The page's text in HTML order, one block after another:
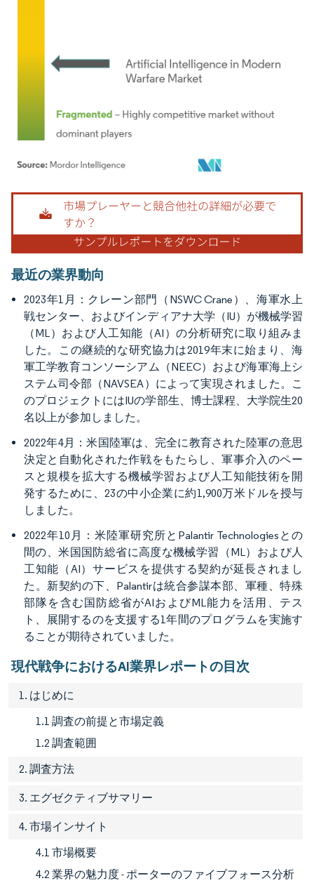
画像 © Mordor Intelligence。再利用にはCC BY 4.0の表示が必要です。
最近の業界動向
2023年1月：クレーン部門（NSWC Crane）、海軍水上
戦センター、およびインディアナ大学（IU）が機械学習
（ML）および人工知能（AI）の分析研究に取り組みま
した。この継続的な研究協力は2019年末に始まり、海
軍工学教育コンソーシアム（NEEC）および海軍海上シ
ステム司令部（NAVSEA）によって実現されました。こ
のプロジェクトにはIUの学部生、博士課程、大学院生20
名以上が参加しました。
2022年4月：米国陸軍は、完全に教育された陸軍の意思
決定と自動化された作戦をもたらし、軍事介入のペー
スと規模を拡大する機械学習および人工知能技術を開
発するために、23の中小企業に約1,900万米ドルを授与
しました。
2022年10月：米陸軍研究所とPalantir Technologiesとの
間の、米国国防総省に高度な機械学習（ML）および人
工知能（AI）サービスを提供する契約が延長されまし
た。新契約の下、Palantirは統合参謀本部、軍種、特殊
部隊を含む国防総省がAIおよびML能力を活用、テス
ト、展開するのを支援する1年間のプログラムを実施す
ることが期待されていました。
現代戦争におけるAI業界レポートの目次
1. はじめに
1.1 調査の前提と市場定義
1.2 調査範囲
2. 調査方法
3. エグゼクティブサマリー
4. 市場インサイト
4.1 市場概要
4.2 業界の魅力度 - ポーターのファイブフォース分析